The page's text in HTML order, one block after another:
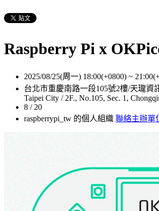
Raspberry Pi x
2025/08/25(周一) 18:00(+0800) ~
台北市重慶南路一段105號2樓/天瓏資訊
Taipei City / 2F., No.105, Sec. 1,
8 / 20
raspberrypi_tw 的個人組織 聯絡主辦單